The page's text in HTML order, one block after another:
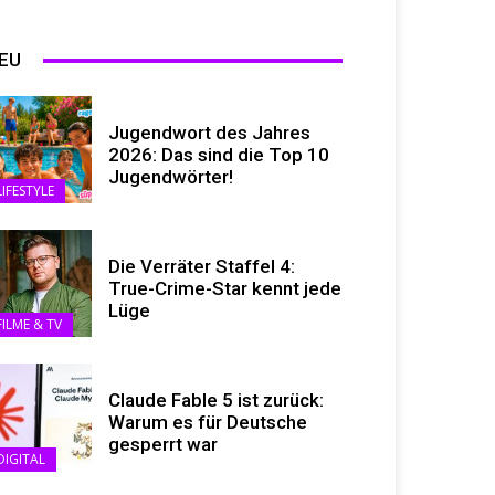
Jugendwort des Jahres
2026: Das sind die Top 10
Jugendwörter!
& TV
Die Verräter Staffel 4:
True-Crime-Star kennt jede
Lüge
Claude Fable 5 ist zurück:
Warum es für Deutsche
gesperrt war